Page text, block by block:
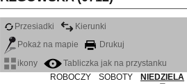
Przesiadki
Kierunki
Pokaż na mapie
Drukuj
ikony
Tabliczka jak na przystanku
ROBOCZY
SOBOTY
NIEDZIELA